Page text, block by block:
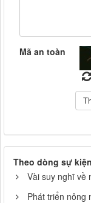
Mã an toàn
Theo dòng sự kiện
Vài suy nghĩ về
Phát triển nông